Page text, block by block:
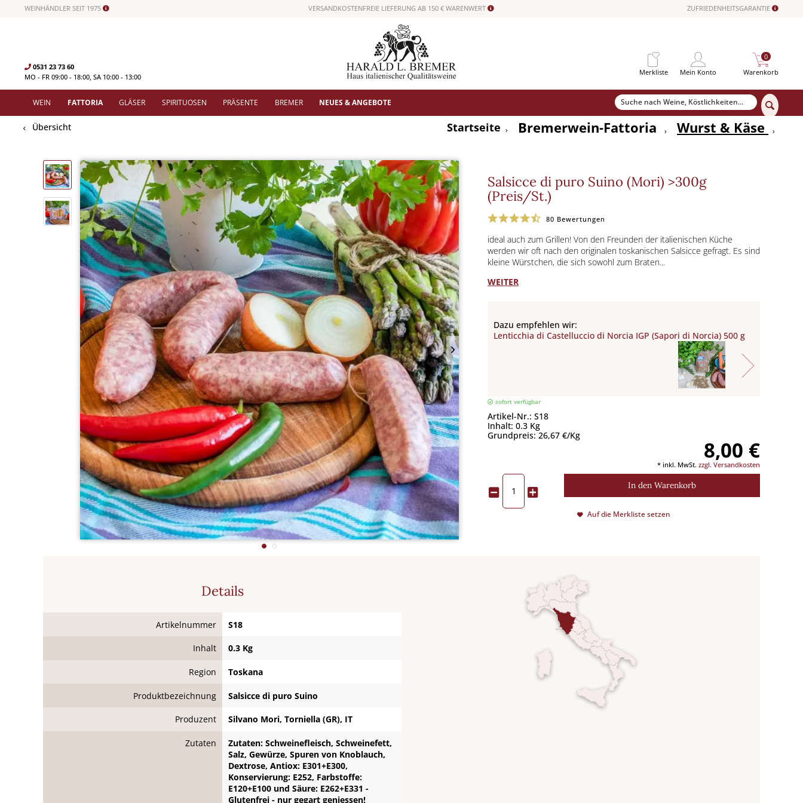
WEINHÄNDLER SEIT 1975 VERSANDKOSTENFREIE LIEFERUNG AB 150 € WARENWERT ZUFRIEDENHEITSGARANTIE
0531 23 73 60
MO - FR 09:00 - 18:00, SA 10:00 - 13:00
Merkliste Mein Konto Warenkorb
0
WEIN FATTORIA GLÄSER SPIRITUOSEN PRÄSENTE BREMER NEUES & ANGEBOTE
Übersicht Startseite Bremerwein-Fattoria Wurst & Käse
Salsicce di puro Suino (Mori) >300g
(Preis/St.)
80 Bewertungen
ideal auch zum Grillen! Von den Freunden der italienischen Küche
werden wir oft nach den originalen toskanischen Salsicce gefragt. Es sind
kleine Würstchen, die sich sowohl zum Braten...
WEITER
Dazu empfehlen wir:
Lenticchia di Castelluccio di Norcia IGP (Sapori di Norcia) 500 g
sofort verfügbar
Artikel-Nr.: S18
Inhalt: 0.3 Kg
Grundpreis: 26,67 €/Kg
8,00 €
* inkl. MwSt. zzgl. Versandkosten
In den Warenkorb
Auf die Merkliste setzen
Details
Artikelnummer S18
Inhalt 0.3 Kg
Region Toskana
Produktbezeichnung Salsicce di puro Suino
Produzent Silvano Mori, Torniella (GR), IT
Zutaten
Zutaten: Schweinefleisch, Schweinefett,
Salz, Gewürze, Spuren von Knoblauch,
Dextrose, Antiox: E301+E300,
Konservierung: E252, Farbstoffe:
E120+E100 und Säure: E262+E331 -
Glutenfrei - nur gegart geniessen!